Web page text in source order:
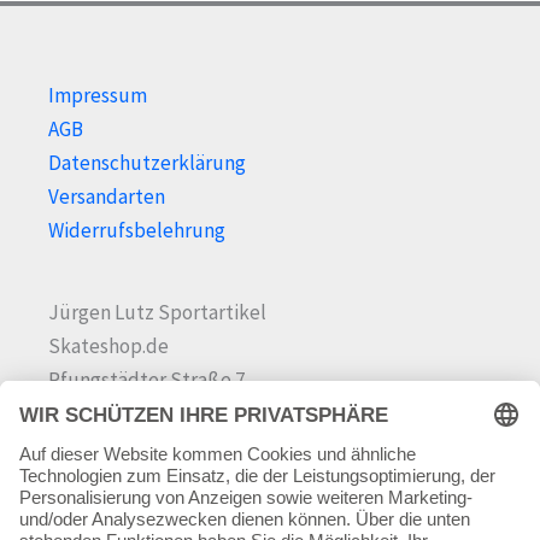
Impressum
AGB
Datenschutzerklärung
Versandarten
Widerrufsbelehrung
Jürgen Lutz Sportartikel
Skateshop.de
Pfungstädter Straße 7
64342 Seeheim-Jugenheim
Tel.06257 868181
Mail:info@skateshop.de